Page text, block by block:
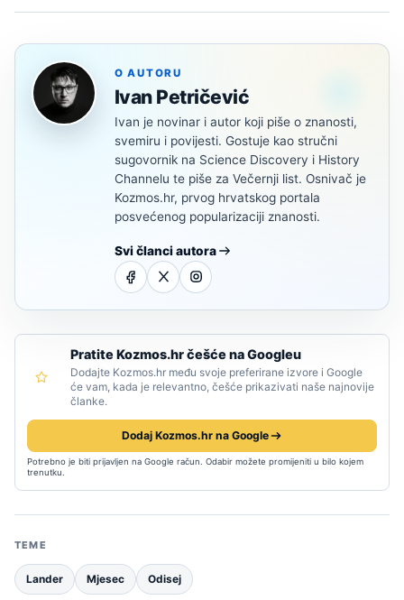
O AUTORU
Ivan Petričević
Ivan je novinar i autor koji piše o znanosti,
svemiru i povijesti. Gostuje kao stručni
sugovornik na Science Discovery i History
Channelu te piše za Večernji list. Osnivač je
Kozmos.hr, prvog hrvatskog portala
posvećenog popularizaciji znanosti.
Svi članci autora
Pratite Kozmos.hr češće na Googleu
Dodajte Kozmos.hr među svoje preferirane izvore i Google
će vam, kada je relevantno, češće prikazivati naše najnovije
članke.
Dodaj Kozmos.hr na Google
Potrebno je biti prijavljen na Google račun. Odabir možete promijeniti u bilo kojem
trenutku.
TEME
Lander Mjesec Odisej